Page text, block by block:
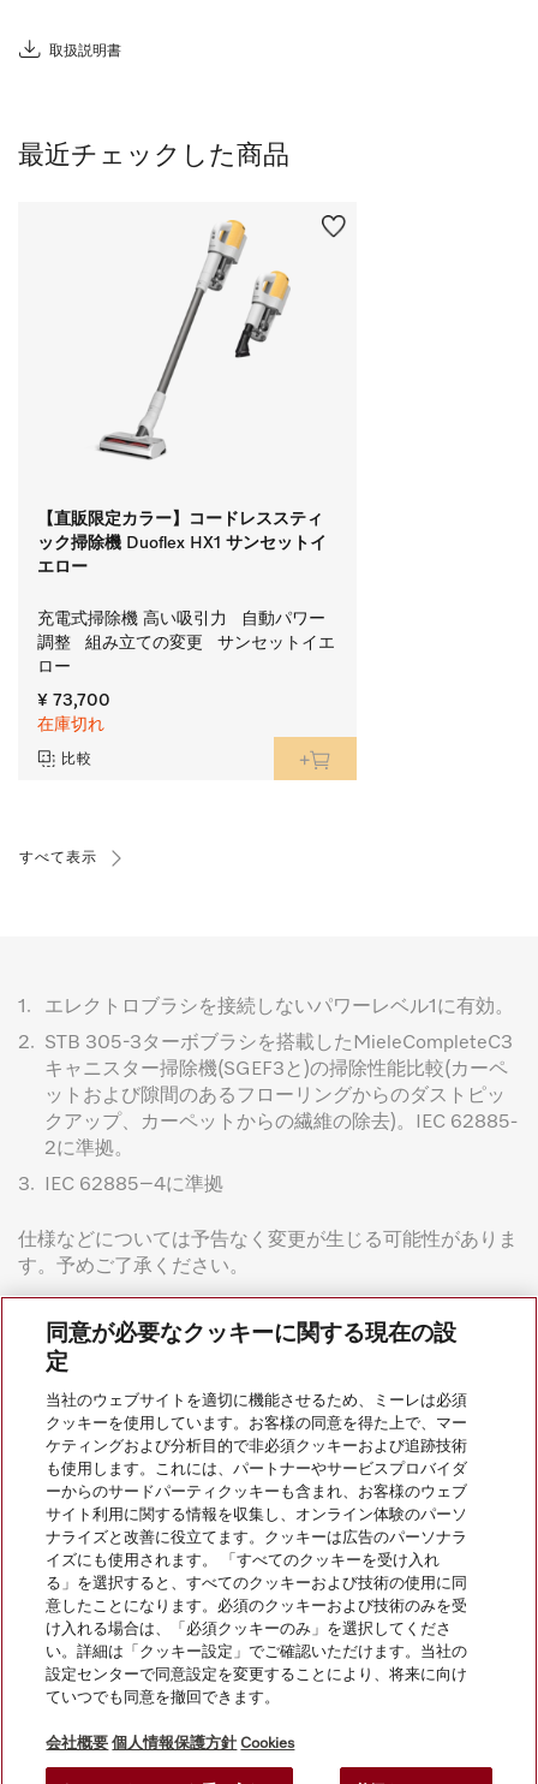
取扱説明書
最近チェックした商品
【直販限定カラー】コードレススティ
ック掃除機 Duoflex HX1 サンセットイ
エロー
充電式掃除機 高い吸引力   自動パワー
調整   組み立ての変更   サンセットイエ
ロー
¥ 73,700
在庫切れ
比較
すべて表示
1.
エレクトロブラシを接続しないパワーレベル1に有効。
2.
STB 305-3ターボブラシを搭載したMieleCompleteC3
キャニスター掃除機(SGEF3と)の掃除性能比較(カーペ
ットおよび隙間のあるフローリングからのダストピッ
クアップ、カーペットからの繊維の除去)。IEC 62885-
2に準拠。
3.
IEC 62885–4に準拠
仕様などについては予告なく変更が生じる可能性がありま
す。予めご了承ください。
会社案内
サービス
同意が必要なクッキーに関する現在の設
定
当社のウェブサイトを適切に機能させるため、ミーレは必須
クッキーを使用しています。お客様の同意を得た上で、マー
ケティングおよび分析目的で非必須クッキーおよび追跡技術
も使用します。これには、パートナーやサービスプロバイダ
ーからのサードパーティクッキーも含まれ、お客様のウェブ
サイト利用に関する情報を収集し、オンライン体験のパーソ
ナライズと改善に役立てます。クッキーは広告のパーソナラ
イズにも使用されます。 「すべてのクッキーを受け入れ
る」を選択すると、すべてのクッキーおよび技術の使用に同
意したことになります。必須のクッキーおよび技術のみを受
け入れる場合は、「必須クッキーのみ」を選択してくださ
い。詳細は「クッキー設定」でご確認いただけます。当社の
設定センターで同意設定を変更することにより、将来に向け
ていつでも同意を撤回できます。
会社概要 個人情報保護方針 Cookies